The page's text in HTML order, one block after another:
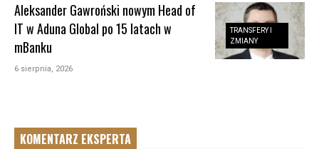
TRANSFERY I
ZMIANY
Aleksander Gawroński nowym Head of
IT w Aduna Global po 15 latach w
mBanku
6 sierpnia, 2026
KOMENTARZ EKSPERTA